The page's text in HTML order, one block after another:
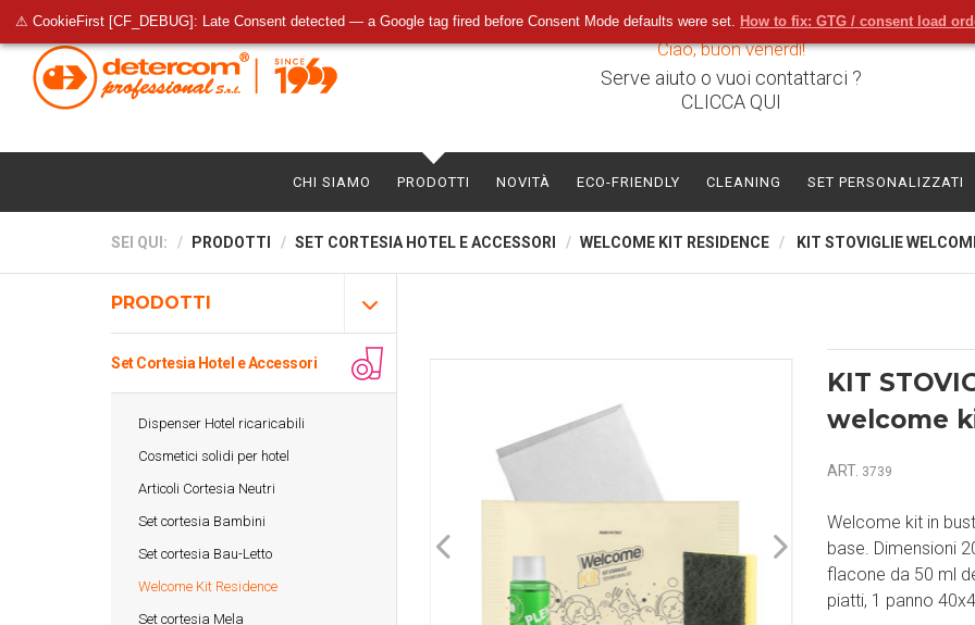
⚠ CookieFirst [CF_DEBUG]: Late Consent detected — a Google tag fired before Consent Mode defaults were set. How to fix: GTG / consent load
Ciao, buon venerdì!
Serve aiuto o vuoi contattarci ?
CLICCA QUI
CHI SIAMO PRODOTTI NOVITÀ ECO-FRIENDLY CLEANING SET PERSONALIZZATI
SEI QUI: PRODOTTI SET CORTESIA HOTEL E ACCESSORI WELCOME KIT RESIDENCE KIT STOVIGLIE
PRODOTTI
Set Cortesia Hotel e Accessori
Dispenser Hotel ricaricabili
Cosmetici solidi per hotel
Articoli Cortesia Neutri
Set cortesia Bambini
Set cortesia Bau-Letto
Welcome Kit Residence
Set cortesia Mela
KIT
welcome
ART. 3739
Welcome kit in
base. Dimensioni
flacone da 50 ml
piatti, 1 panno